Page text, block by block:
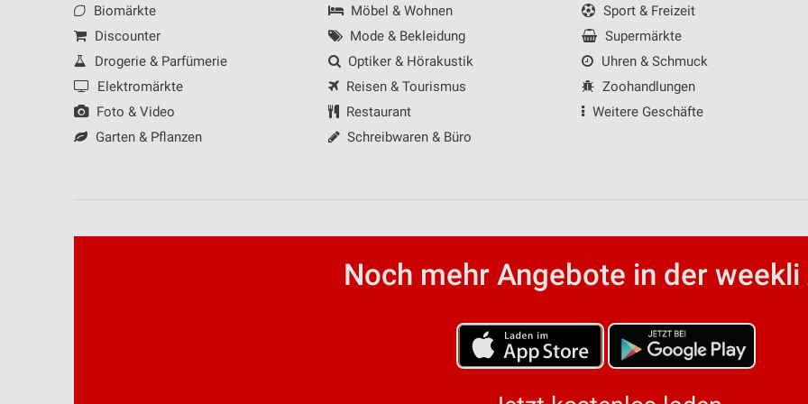
Biomärkte
Discounter
Drogerie & Parfümerie
Elektromärkte
Foto & Video
Garten & Pflanzen
Möbel & Wohnen
Mode & Bekleidung
Optiker & Hörakustik
Reisen & Tourismus
Restaurant
Schreibwaren & Büro
Sport & Freizeit
Supermärkte
Uhren & Schmuck
Zoohandlungen
Weitere Geschäfte
Noch mehr Angebote in der weekli